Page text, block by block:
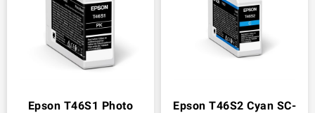
Epson T46S1 Photo
Epson T46S2 Cyan SC-